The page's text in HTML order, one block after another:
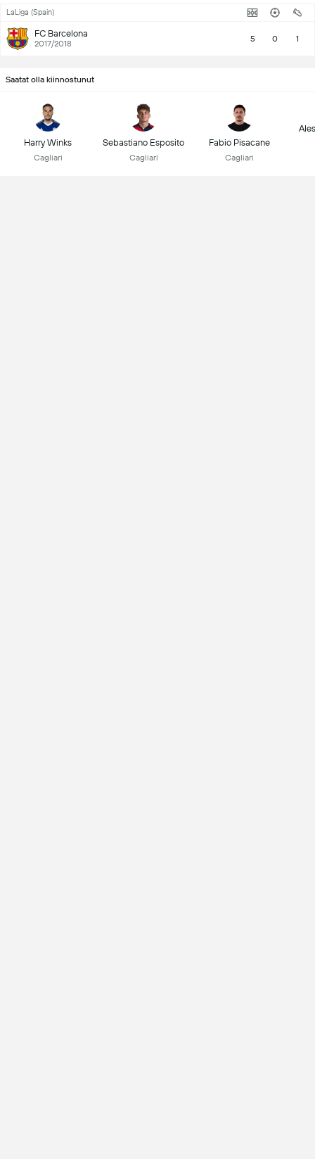
LaLiga (Spain)
FC Barcelona
2017/2018 5 0 1
Saatat olla kiinnostunut
Harry Winks
Cagliari
Sebastiano Esposito
Cagliari
Fabio Pisacane
Cagliari